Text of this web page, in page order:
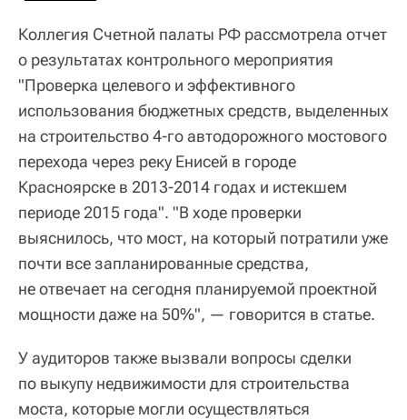
Коллегия Счетной палаты РФ рассмотрела отчет
о результатах контрольного мероприятия
"Проверка целевого и эффективного
использования бюджетных средств, выделенных
на строительство 4-го автодорожного мостового
перехода через реку Енисей в городе
Красноярске в 2013-2014 годах и истекшем
периоде 2015 года". "В ходе проверки
выяснилось, что мост, на который потратили уже
почти все запланированные средства,
не отвечает на сегодня планируемой проектной
мощности даже на 50%", — говорится в статье.
У аудиторов также вызвали вопросы сделки
по выкупу недвижимости для строительства
моста, которые могли осуществляться